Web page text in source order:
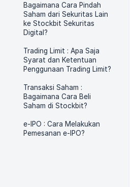
Bagaimana Cara Pindah
Saham dari Sekuritas Lain
ke Stockbit Sekuritas
Digital?
Trading Limit : Apa Saja
Syarat dan Ketentuan
Penggunaan Trading Limit?
Transaksi Saham :
Bagaimana Cara Beli
Saham di Stockbit?
e-IPO : Cara Melakukan
Pemesanan e-IPO?